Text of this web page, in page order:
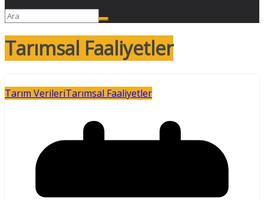
Tarımsal Faaliyetler
Tarım VerileriTarımsal Faaliyetler